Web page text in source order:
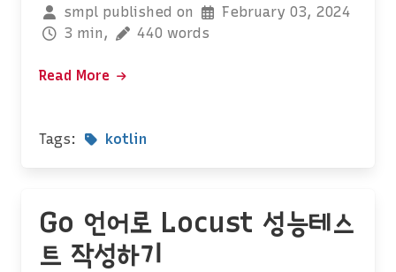
smpl published on
February 03, 2024
3 min,
440 words
Read More
Tags: kotlin
Go 언어로 Locust 성능테스
트 작성하기